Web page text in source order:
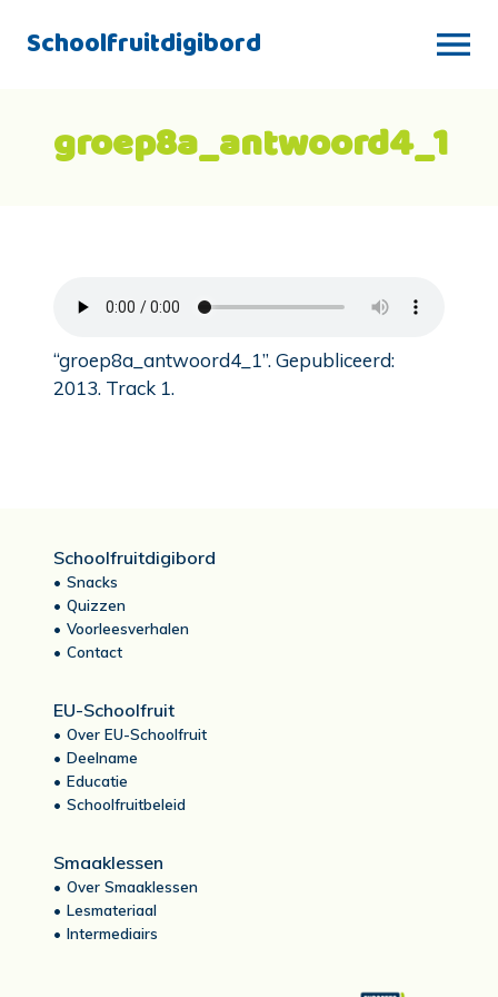
Schoolfruitdigibord
groep8a_antwoord4_1
“groep8a_antwoord4_1”. Gepubliceerd:
2013. Track 1.
Schoolfruitdigibord
Snacks
Quizzen
Voorleesverhalen
Contact
EU-Schoolfruit
Over EU-Schoolfruit
Deelname
Educatie
Schoolfruitbeleid
Smaaklessen
Over Smaaklessen
Lesmateriaal
Intermediairs